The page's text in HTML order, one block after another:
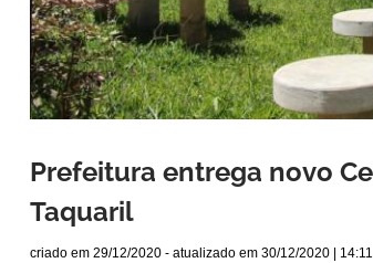
Prefeitura entrega novo
Taquaril
criado em 29/12/2020 - atualizado em 30/12/2020 | 14:11